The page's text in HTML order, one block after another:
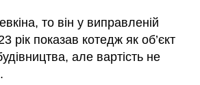
то він у виправленій
рік показав котедж як об’єкт
але вартість не